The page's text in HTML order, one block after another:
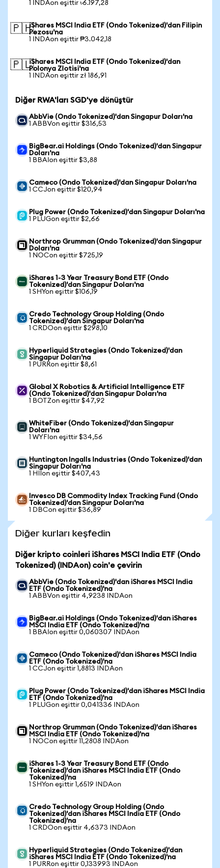
1 INDAon eşittir ৳6.197,28
🇵🇭iShares MSCI India ETF (Ondo Tokenized)'dan Filipin
Pezosu'na
1 INDAon eşittir ₱3.042,18
🇵🇱iShares MSCI India ETF (Ondo Tokenized)'dan
Polonya Zlotisi'na
1 INDAon eşittir zł 186,91
Diğer RWA'ları SGD'ye dönüştür
AbbVie (Ondo Tokenized)'dan Singapur Doları'na
1 ABBVon eşittir $316,53
BigBear.ai Holdings (Ondo Tokenized)'dan Singapur
Doları'na
1 BBAIon eşittir $3,88
Cameco (Ondo Tokenized)'dan Singapur Doları'na
1 CCJon eşittir $120,94
Plug Power (Ondo Tokenized)'dan Singapur Doları'na
1 PLUGon eşittir $2,66
Northrop Grumman (Ondo Tokenized)'dan Singapur
Doları'na
1 NOCon eşittir $725,19
iShares 1-3 Year Treasury Bond ETF (Ondo
Tokenized)'dan Singapur Doları'na
1 SHYon eşittir $106,19
Credo Technology Group Holding (Ondo
Tokenized)'dan Singapur Doları'na
1 CRDOon eşittir $298,10
Hyperliquid Strategies (Ondo Tokenized)'dan
Singapur Doları'na
1 PURRon eşittir $8,61
Global X Robotics & Artificial Intelligence ETF
(Ondo Tokenized)'dan Singapur Doları'na
1 BOTZon eşittir $47,92
WhiteFiber (Ondo Tokenized)'dan Singapur
Doları'na
1 WYFIon eşittir $34,56
Huntington Ingalls Industries (Ondo Tokenized)'dan
Singapur Doları'na
1 HIIon eşittir $407,43
Invesco DB Commodity Index Tracking Fund (Ondo
Tokenized)'dan Singapur Doları'na
1 DBCon eşittir $36,89
Diğer kurları keşfedin
Diğer kripto coinleri iShares MSCI India ETF (Ondo
Tokenized) (INDAon) coin'e çevirin
AbbVie (Ondo Tokenized)'dan iShares MSCI India
ETF (Ondo Tokenized)'na
1 ABBVon eşittir 4,9238 INDAon
BigBear.ai Holdings (Ondo Tokenized)'dan iShares
MSCI India ETF (Ondo Tokenized)'na
1 BBAIon eşittir 0,060307 INDAon
Cameco (Ondo Tokenized)'dan iShares MSCI India
ETF (Ondo Tokenized)'na
1 CCJon eşittir 1,8813 INDAon
Plug Power (Ondo Tokenized)'dan iShares MSCI India
ETF (Ondo Tokenized)'na
1 PLUGon eşittir 0,041336 INDAon
Northrop Grumman (Ondo Tokenized)'dan iShares
MSCI India ETF (Ondo Tokenized)'na
1 NOCon eşittir 11,2808 INDAon
iShares 1-3 Year Treasury Bond ETF (Ondo
Tokenized)'dan iShares MSCI India ETF (Ondo
Tokenized)'na
1 SHYon eşittir 1,6519 INDAon
Credo Technology Group Holding (Ondo
Tokenized)'dan iShares MSCI India ETF (Ondo
Tokenized)'na
1 CRDOon eşittir 4,6373 INDAon
Hyperliquid Strategies (Ondo Tokenized)'dan
iShares MSCI India ETF (Ondo Tokenized)'na
1 PURRon eşittir 0,133993 INDAon